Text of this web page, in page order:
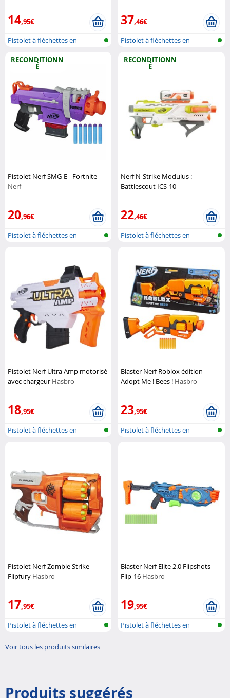
14,95€
Pistolet à fléchettes en
37,46€
Pistolet à fléchettes en
RECONDITIONN
É
Pistolet Nerf SMG-E - Fortnite
Nerf
20,96€
Pistolet à fléchettes en
RECONDITIONN
É
Nerf N-Strike Modulus :
Battlescout ICS-10
22,46€
Pistolet à fléchettes en
Pistolet Nerf Ultra Amp motorisé
avec chargeur Hasbro
18,95€
Pistolet à fléchettes en
Blaster Nerf Roblox édition
Adopt Me ! Bees ! Hasbro
23,95€
Pistolet à fléchettes en
Pistolet Nerf Zombie Strike
Flipfury Hasbro
17,95€
Pistolet à fléchettes en
Blaster Nerf Elite 2.0 Flipshots
Flip-16 Hasbro
19,95€
Pistolet à fléchettes en
Voir tous les produits similaires
Produits suggérés